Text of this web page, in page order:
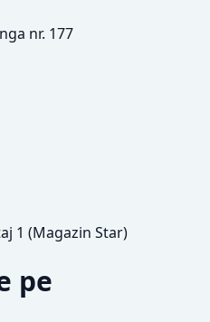
nr. 177
1 (Magazin Star)
pe